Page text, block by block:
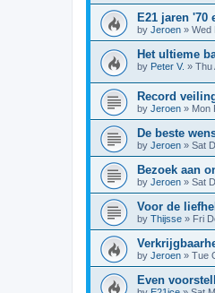
E21 jaren '70
by Jeroen » Wed
Het ultieme
by Peter V. » Thu
Record
by Jeroen » Mon
De beste
by Jeroen » Sat
Bezoek aan
by Jeroen » Sat
Voor de
by Thijsse » Fri
by Jeroen » Tue
Even